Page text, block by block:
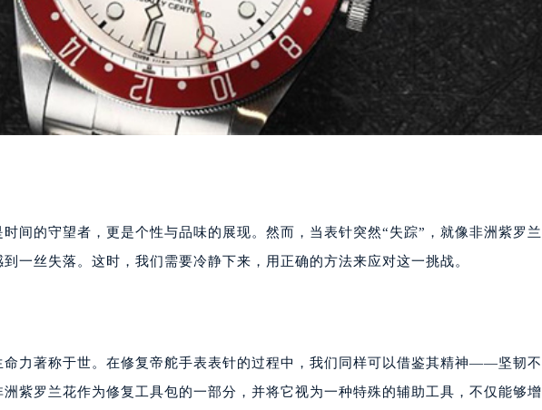
间的守望者，更是个性与品味的展现。然而，当表针突然“失踪”，就像非洲紫罗兰
一丝失落。这时，我们需要冷静下来，用正确的方法来应对这一挑战。
力著称于世。在修复帝舵手表表针的过程中，我们同样可以借鉴其精神——坚韧不
紫罗兰花作为修复工具包的一部分，并将它视为一种特殊的辅助工具，不仅能够增